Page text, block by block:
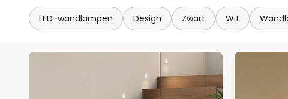
LED-wandlampen Design Zwart Wit